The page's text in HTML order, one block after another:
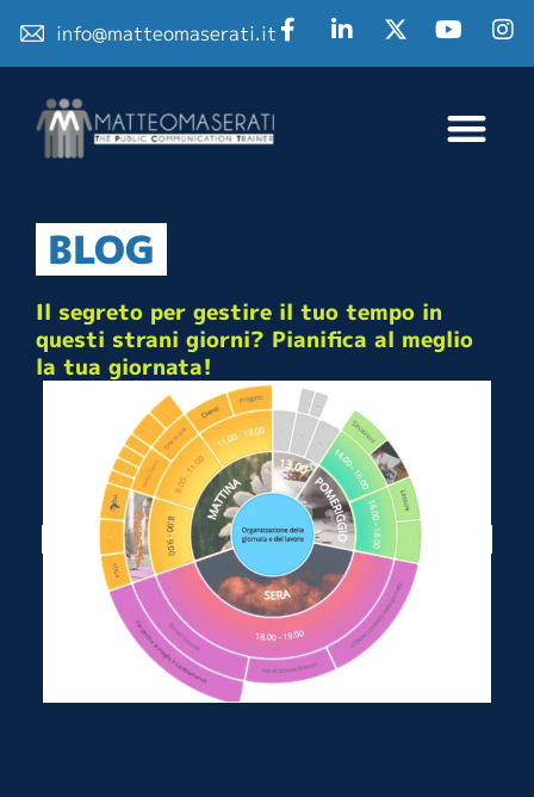
info@matteomaserati.it
BLOG
Il segreto per gestire il tuo tempo in
questi strani giorni? Pianifica al meglio
la tua giornata!